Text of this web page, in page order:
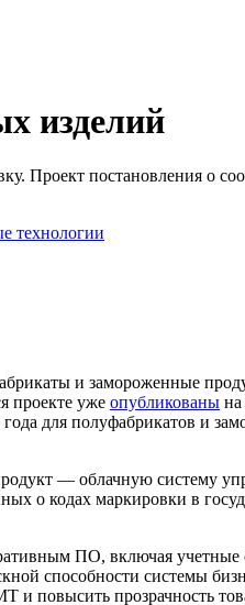
изделий
Проект постановления о
технологии
и замороженные
проекте уже опубликованы
для полуфабрикатов и
— облачную систему
о кодах маркировки в
ПО, включая
способности системы
повысить прозрачность